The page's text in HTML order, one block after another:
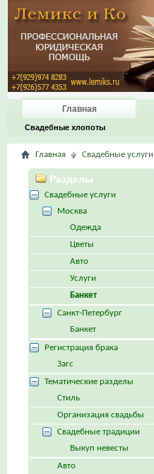
Главная
Свадебные хлопоты
Главная Свадебные услуги
Разделы
Свадебные услуги
Москва
Одежда
Цветы
Авто
Услуги
Банкет
Санкт-Петербург
Банкет
Регистрация брака
Загс
Тематические разделы
Стиль
Организация свадьбы
Свадебные традиции
Выкуп невесты
Авто